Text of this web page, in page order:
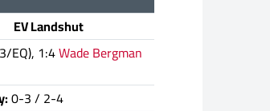
EV Landshut
EQ), 1:4Wade Bergman
0-3 / 2-4